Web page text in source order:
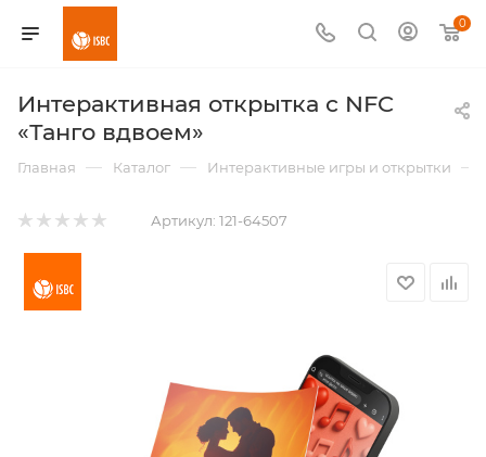
0
Интерактивная открытка с NFC
«Танго вдвоем»
Главная — Каталог — Интерактивные игры и открытки —
Артикул: 121-64507